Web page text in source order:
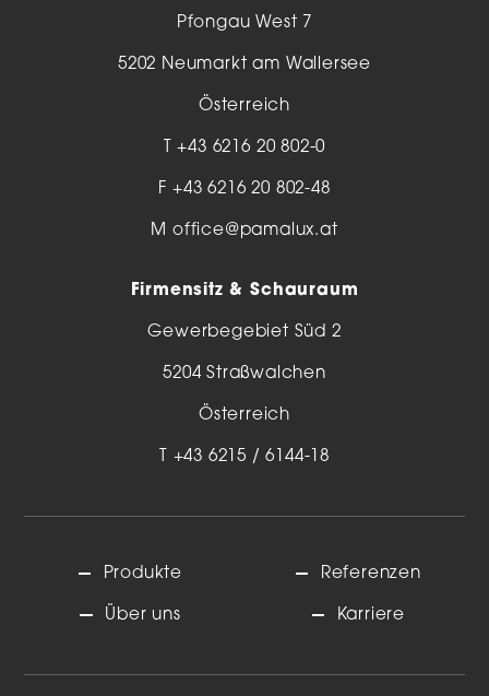
Pfongau West 7
5202 Neumarkt am Wallersee
Österreich
T+43 6216 20 802-0
F +43 6216 20 802-48
M office@pamalux.at
Firmensitz & Schauraum
Gewerbegebiet Süd 2
5204 Straßwalchen
Österreich
+43 6215 / 6144-18
Produkte
Über uns
Referenzen
Karriere